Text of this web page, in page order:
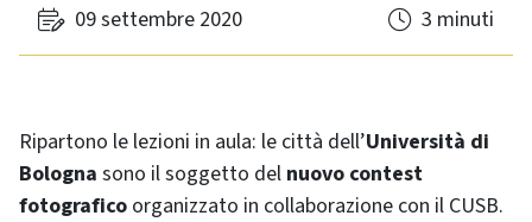
09 settembre 2020 3 minuti
Ripartono le lezioni in aula: le città dell’Università di
Bologna sono il soggetto del nuovo contest
fotografico organizzato in collaborazione con il CUSB.